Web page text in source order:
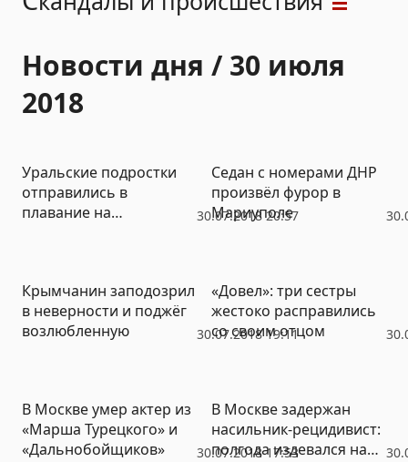
Новости дня / 30 июля
2018
30.07.2018 20:57
Уральские подростки
отправились в
плавание на
Седан с номерами ДНР
произвёл фурор в
Мариуполе
30.07.2018 19:11
Крымчанин заподозрил
в неверности и поджёг
возлюбленную
«Довел»: три сестры
жестоко расправились
со своим отцом
30.07.2018 17:53
В Москве умер актер из
«Марша Турецкого» и
«Дальнобойщиков»
В Москве задержан
насильник-рецидивист:
полгода издевался над